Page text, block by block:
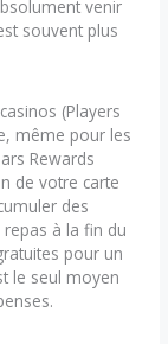
venir
souvent plus
(Players
même pour les
Rewards
de votre carte
des
à la fin du
pour un
le seul moyen